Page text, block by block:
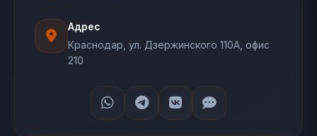
Адрес
Краснодар, ул. Дзержинского 110А, офис
210